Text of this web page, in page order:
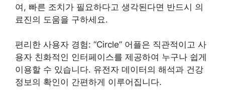
여, 빠른 조치가 필요하다고 생각된다면 반드시 의
료진의 도움을 구하세요.
편리한 사용자 경험: “Circle” 어플은 직관적이고 사
용자 친화적인 인터페이스를 제공하여 누구나 쉽게
이용할 수 있습니다. 유전자 데이터의 해석과 건강
정보의 확인이 간편하게 이루어집니다.